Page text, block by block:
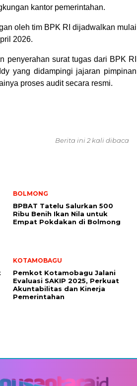
kantor pemerintahan.
oleh tim BPK RI dijadwalkan mulai
2026.
penyerahan surat tugas dari BPK RI
yang didampingi jajaran pimpinan
proses audit secara resmi.
Berita ini 2 kali dibaca
BOLMONG
BPBAT Tatelu Salurkan 500
Ribu Benih Ikan Nila untuk
Empat Pokdakan di Bolmong
KOTAMOBAGU
Pemkot Kotamobagu Jalani
Evaluasi SAKIP 2025, Perkuat
Akuntabilitas dan Kinerja
Pemerintahan